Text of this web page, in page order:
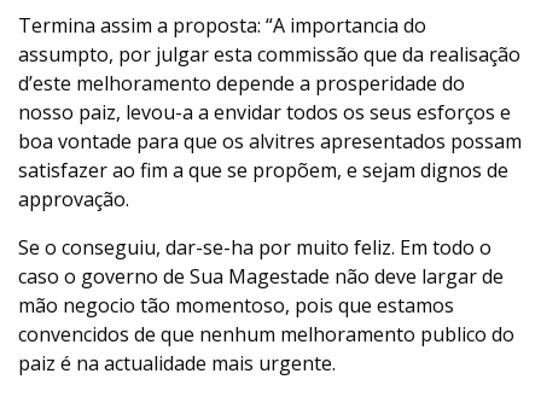
Termina assim a proposta: “A importancia do
assumpto, por julgar esta commissão que da realisação
d’este melhoramento depende a prosperidade do
nosso paiz, levou-a a envidar todos os seus esforços e
boa vontade para que os alvitres apresentados possam
satisfazer ao fim a que se propõem, e sejam dignos de
approvação.
Se o conseguiu, dar-se-ha por muito feliz. Em todo o
caso o governo de Sua Magestade não deve largar de
mão negocio tão momentoso, pois que estamos
convencidos de que nenhum melhoramento publico do
paiz é na actualidade mais urgente.